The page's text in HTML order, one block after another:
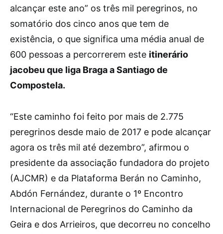
alcançar este ano” os três mil peregrinos, no
somatório dos cinco anos que tem de
existência, o que significa uma média anual de
600 pessoas a percorrerem este itinerário
jacobeu que liga Braga a Santiago de
Compostela.
“Este caminho foi feito por mais de 2.775
peregrinos desde maio de 2017 e pode alcançar
agora os três mil até dezembro”, afirmou o
presidente da associação fundadora do projeto
(AJCMR) e da Plataforma Berán no Caminho,
Abdón Fernández, durante o 1º Encontro
Internacional de Peregrinos do Caminho da
Geira e dos Arrieiros, que decorreu no concelho